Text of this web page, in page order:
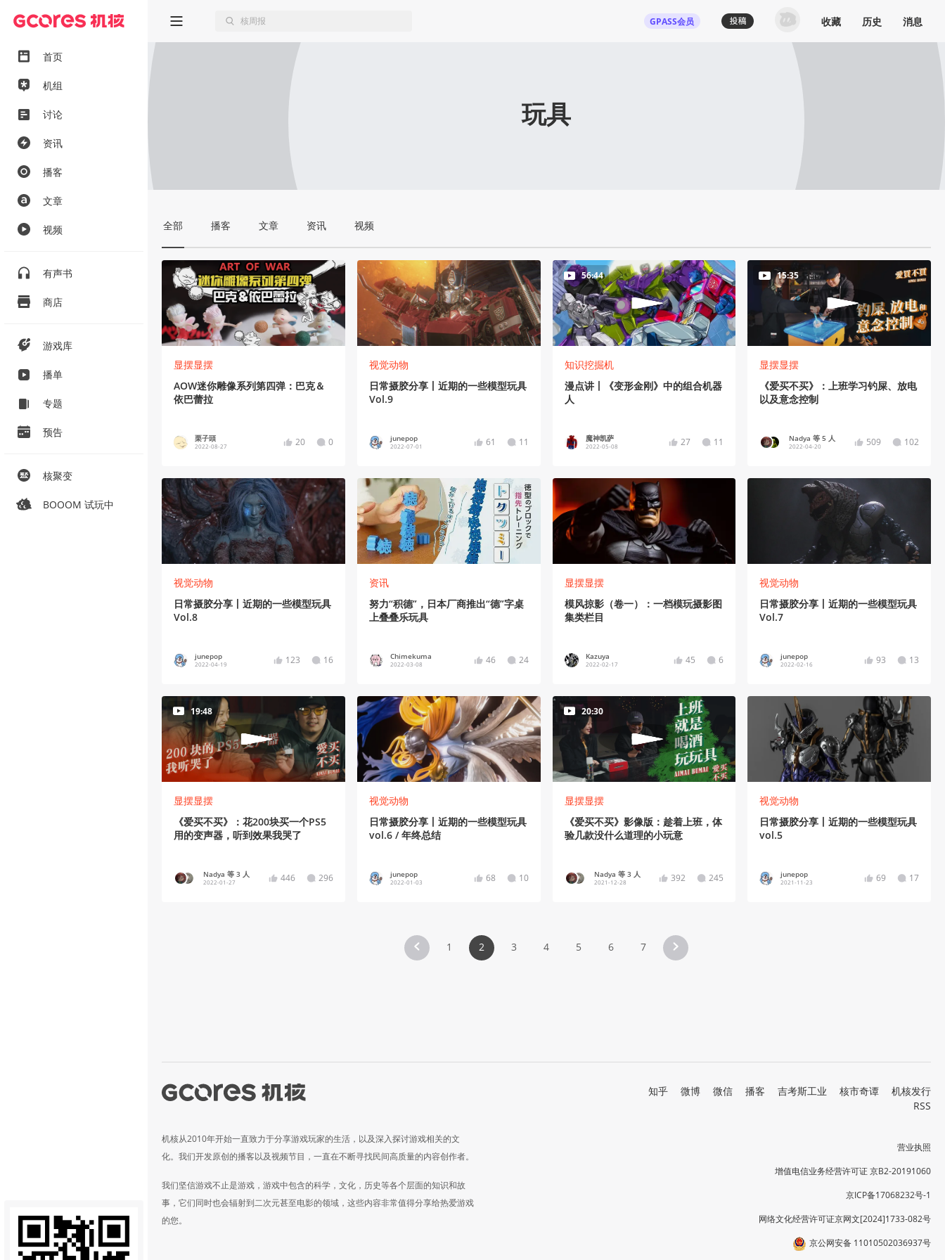
首页
机组
讨论
资讯
播客
文章
视频
有声书
商店
游戏库
播单
专题
预告
核聚变
BOOOM 试玩中
GPASS会员 收藏 历史 消息
玩具
全部 播客 文章 资讯 视频
显摆显摆
AOW迷你雕像系列第四弹：巴克＆
依巴蕾拉
栗子頭
2022-08-27 20 0
视觉动物
日常摄胶分享丨近期的一些模型玩具
Vol.9
junepop
2022-07-01 61 11
56:44
知识挖掘机
漫点讲丨《变形金刚》中的组合机器
人
魔神凯萨
2022-05-08 27 11
15:35
显摆显摆
《爱买不买》：上班学习钓屎、放电
以及意念控制
Nadya 等 5 人
2022-04-20 509 102
视觉动物
日常摄胶分享丨近期的一些模型玩具
Vol.8
junepop
2022-04-19 123 16
资讯
努力“积德”，日本厂商推出“德”字桌
上叠叠乐玩具
Chimekuma
2022-03-08 46 24
显摆显摆
模风掠影（卷一）：一档模玩摄影图
集类栏目
Kazuya
2022-02-17 45 6
视觉动物
日常摄胶分享丨近期的一些模型玩具
Vol.7
junepop
2022-02-16 93 13
19:48
显摆显摆
《爱买不买》：花200块买一个PS5
用的变声器，听到效果我哭了
Nadya 等 3 人
2022-01-27 446 296
视觉动物
日常摄胶分享丨近期的一些模型玩具
vol.6 / 年终总结
junepop
2022-01-03 68 10
20:30
显摆显摆
《爱买不买》影像版：趁着上班，体
验几款没什么道理的小玩意
Nadya 等 3 人
2021-12-28 392 245
视觉动物
日常摄胶分享丨近期的一些模型玩具
vol.5
junepop
2021-11-23 69 17
1 2 3 4 5 6 7
机核从2010年开始一直致力于分享游戏玩家的生活，以及深入探讨游戏相关的文
化。我们开发原创的播客以及视频节目，一直在不断寻找民间高质量的内容创作者。
我们坚信游戏不止是游戏，游戏中包含的科学，文化，历史等各个层面的知识和故
事，它们同时也会辐射到二次元甚至电影的领域，这些内容非常值得分享给热爱游戏
的您。
知乎 微博 微信 播客 吉考斯工业 核市奇谭
机核发行
RSS
营业执照
增值电信业务经营许可证 京B2-20191060
京ICP备17068232号-1
网络文化经营许可证京网文[2024]1733-082号
京公网安备 11010502036937号